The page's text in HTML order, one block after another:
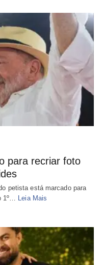
para recriar foto
petista está marcado para
1º…
Leia Mais